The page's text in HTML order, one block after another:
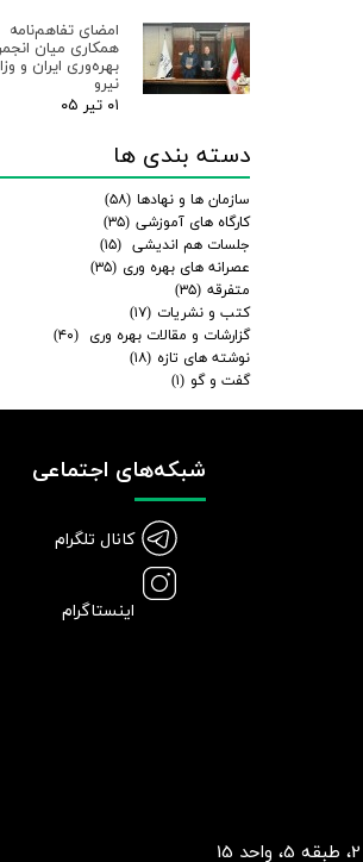
امضای تفاهم‌نامه
همکاری میان
بهره‌وری ایران و
نیرو
۰۱ تیر ۰۵
دسته بندی ها
سازمان ها و نهادها (۵۸)
کارگاه های آموزشی (۳۵)
جلسات هم اندیشی (۱۵)
عصرانه های بهره وری (۳۵)
متفرقه (۳۵)
کتب و نشریات (۱۷)
گزارشات و مقالات بهره وری
(۴۰)
نوشته های تازه (۱۸)
گفت و گو (۱)
شبکه‌های اجتماعی
کانال تلگرام
اینستاگرام